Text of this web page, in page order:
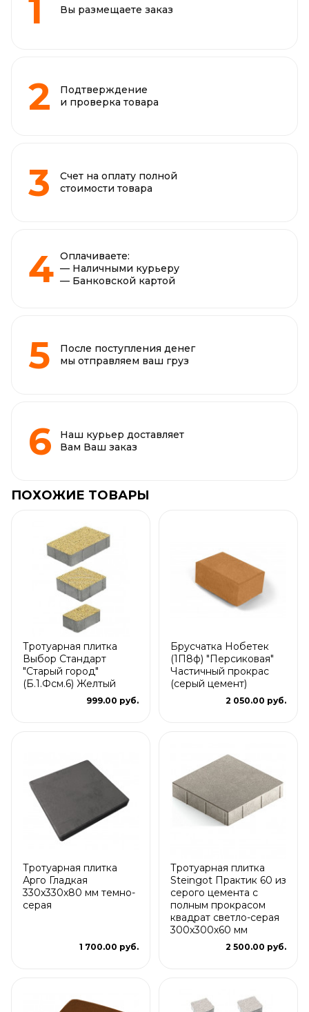
Вы размещаете заказ
Подтверждение
и проверка товара
Счет на оплату полной
стоимости товара
Оплачиваете:
— Наличными курьеру
— Банковской картой
После поступления денег
мы отправляем ваш груз
Наш курьер доставляет
Вам Ваш заказ
ПОХОЖИЕ ТОВАРЫ
Тротуарная плитка
Выбор Стандарт
"Старый город"
(Б.1.Фсм.6) Желтый
999.00 руб.
Брусчатка Нобетек
(1П8ф) "Персиковая"
Частичный прокрас
(серый цемент)
2 050.00 руб.
Тротуарная плитка
Арго Гладкая
330x330x80 мм темно-
серая
1 700.00 руб.
Тротуарная плитка
Steingot Практик 60 из
серого цемента с
полным прокрасом
квадрат светло-серая
300х300х60 мм
2 500.00 руб.